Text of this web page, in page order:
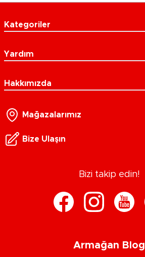
Kategoriler
Yardım
Hakkımızda
Mağazalarımız
Bize Ulaşın
Bizi takip edin!
Armağan Blog